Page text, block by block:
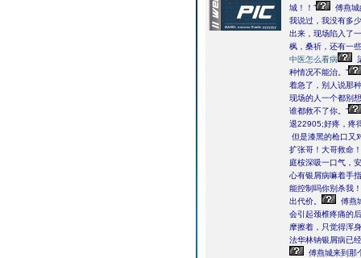
城！！”
傅燕城
我说过，我没有多
出来，现场陷入了
枫，桑祈，还有一
中医怎么看病
种情况不能治。”
着急了，别人说那
现场的人一个都别
谁都救不了你。”
退22905;好疼，疼
但是漆黑的枪口又
扩张哥！大哥救命
庭桉深吸一口气，
心有银屑病嘛着手
能控制吗你别杀我！
出代价。
傅燕
会引起颈椎疼痛的
摩擦着，只觉得浑
法华林钠银屑病已
傅燕城来到那